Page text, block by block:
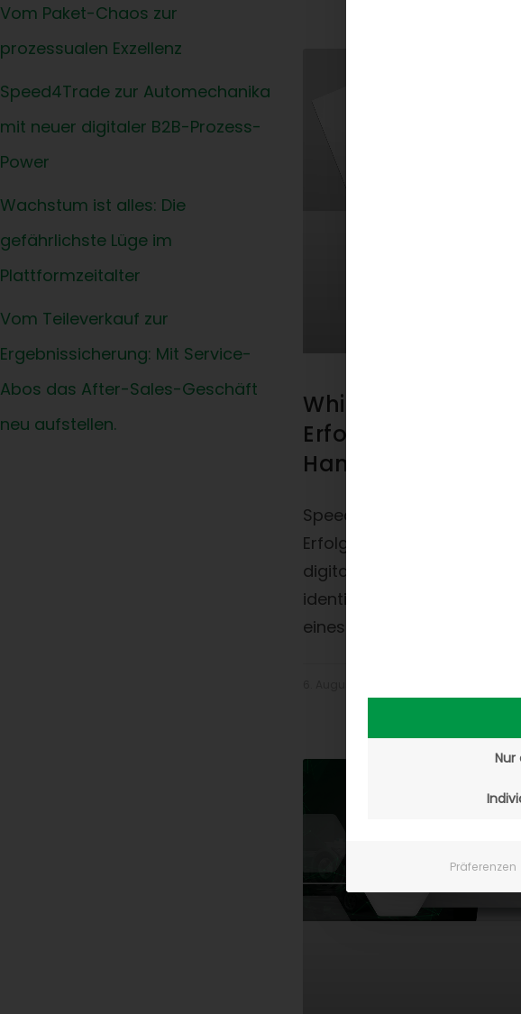
Vom Paket-Chaos zur
prozessualen Exzellenz
Speed4Trade zur Automechanika
mit neuer digitaler B2B-Prozess-
Power
Wachstum ist alles: Die
gefährlichste Lüge im
Plattformzeitalter
Vom Teileverkauf zur
Ergebnissicherung: Mit Service-
Abos das After-Sales-Geschäft
neu aufstellen.
Whitepaper: 12
Erfolgsfaktoren
Speed4Trade hat zwölf
Erfolgsfaktoren für den
digitaler
identifiziert und gibt diese
eines Whitepapers heraus.
Nur
Präferenzen